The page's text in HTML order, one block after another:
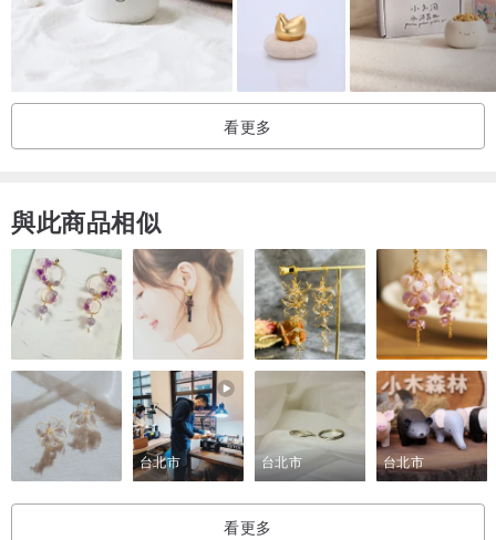
我們該如何開始？
目前提供3種顏色：米色、咖啡、象牙白
2.決定文字內容
中英文不限大小及字數，
字型及顏色都可以自由搭配，
字型請以電腦或網路上常見的為主
提供幾種字型供參考：
(某些字型可能不適合製作，歡迎來信詢問)
3.圖案配色
您可以選擇喜歡的顏色來搭配文字及圖案喔~
看更多
與此商品相似
台北市 台北市 台北市
看更多